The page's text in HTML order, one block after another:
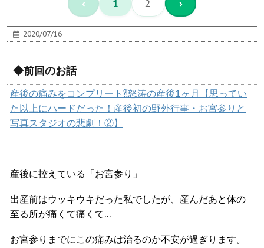
‹ 1 2 ›
2020/07/16
◆前回のお話
産後の痛みをコンプリート⁈怒涛の産後1ヶ月【思ってい
た以上にハードだった！産後初の野外行事・お宮参りと
写真スタジオの悲劇！②】
産後に控えている「お宮参り」
出産前はウッキウキだった私でしたが、産んだあと体の
至る所が痛くて痛くて…
お宮参りまでにこの痛みは治るのか不安が過ぎります。